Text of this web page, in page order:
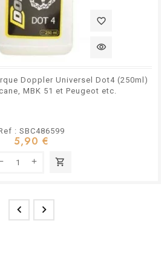
favorite_border
visibility
Doppler Universel Dot4 (250ml)
MBK 51 et Peugeot etc.
: SBC486599
5,90 €
shopping_cart
 